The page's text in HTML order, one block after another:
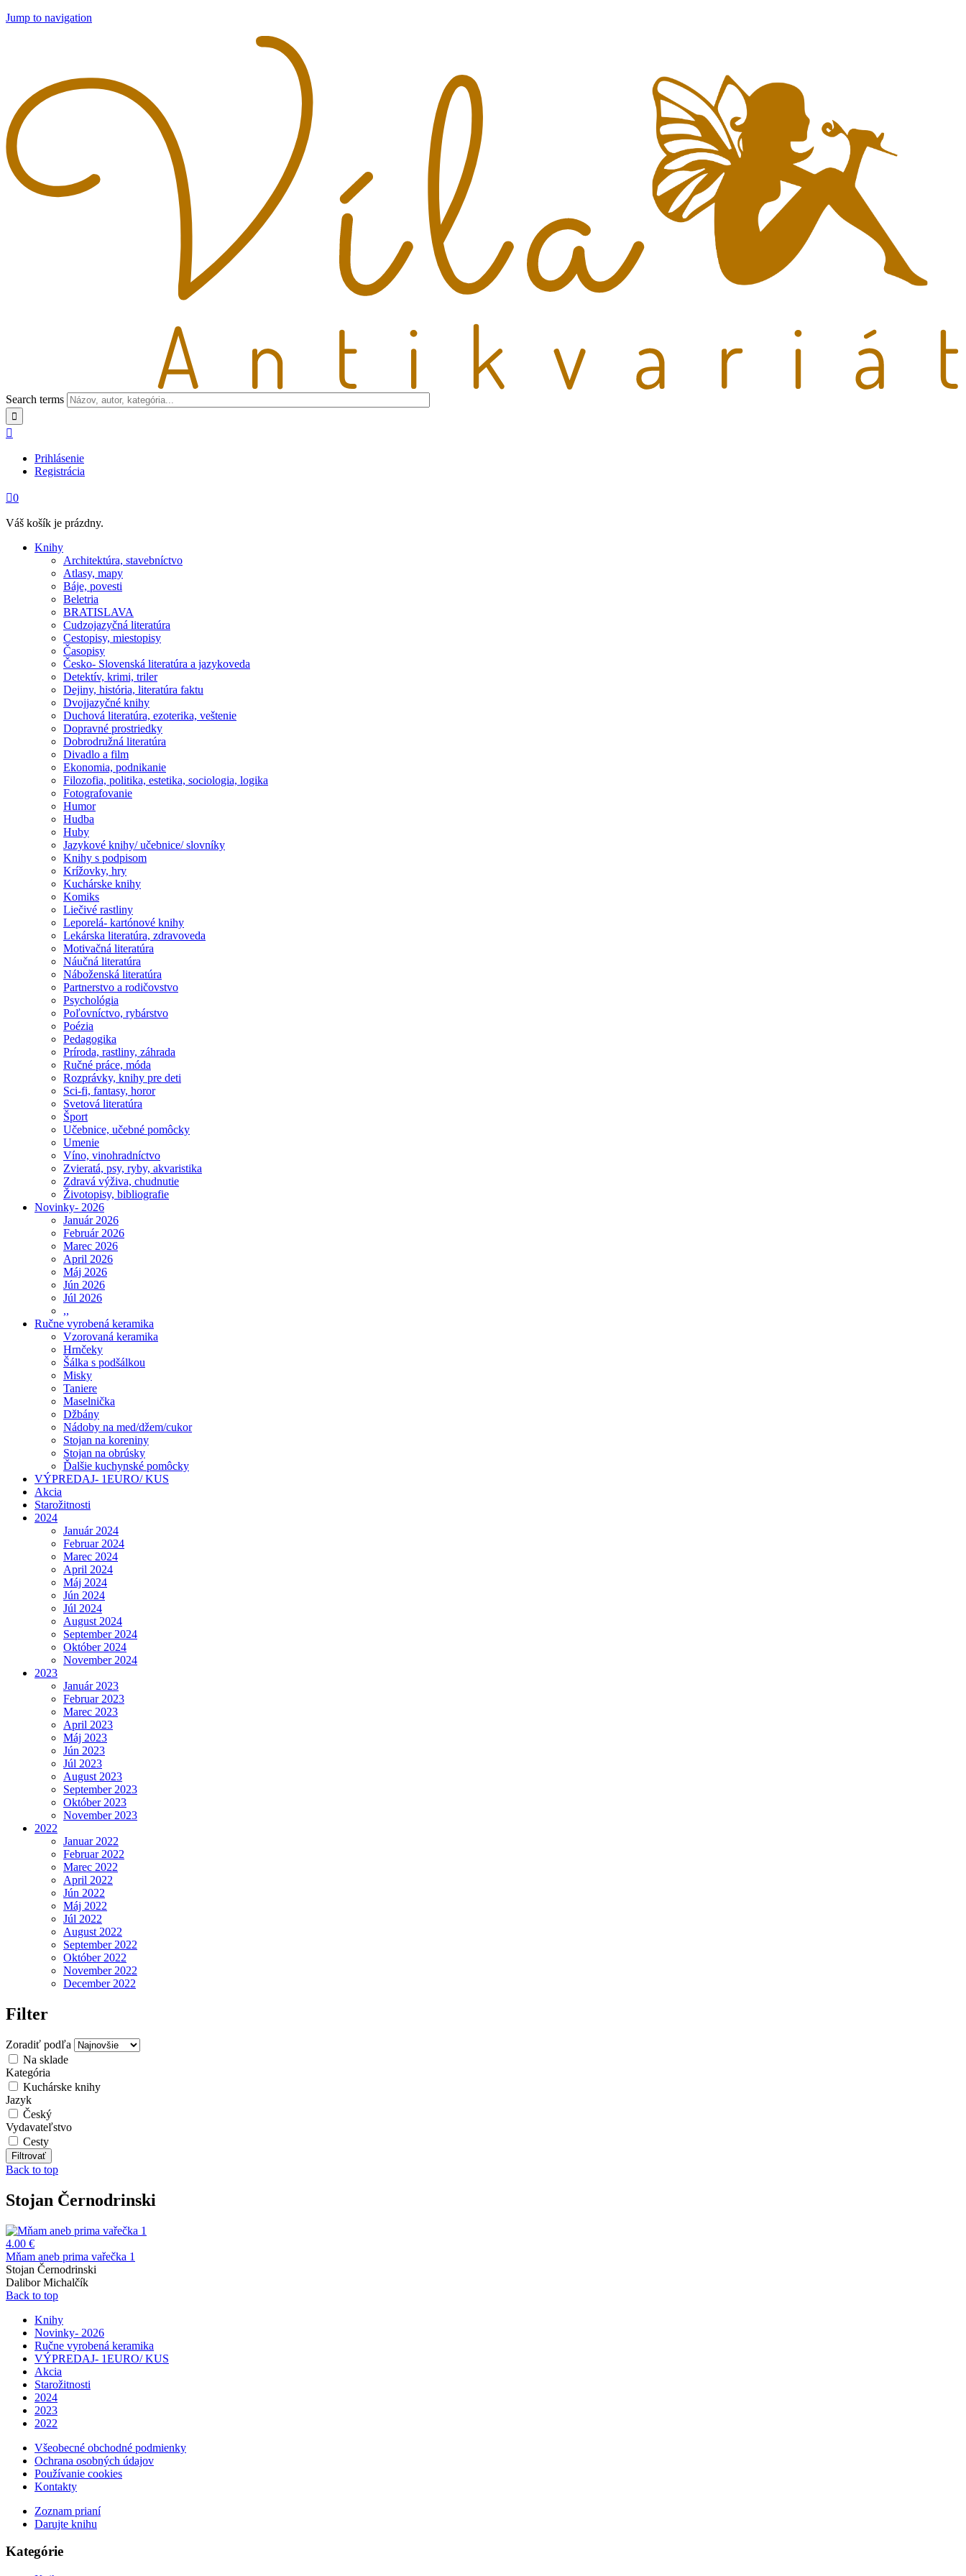
Jump to navigation
Search terms

Prihlásenie
Registrácia
0
Váš košík je prázdny.
Knihy
Architektúra, stavebníctvo
Atlasy, mapy
Báje, povesti
Beletria
BRATISLAVA
Cudzojazyčná literatúra
Cestopisy, miestopisy
Časopisy
Česko- Slovenská literatúra a jazykoveda
Detektív, krimi, triler
Dejiny, história, literatúra faktu
Dvojjazyčné knihy
Duchová literatúra, ezoterika, veštenie
Dopravné prostriedky
Dobrodružná literatúra
Divadlo a film
Ekonomia, podnikanie
Filozofia, politika, estetika, sociologia, logika
Fotografovanie
Humor
Hudba
Huby
Jazykové knihy/ učebnice/ slovníky
Knihy s podpisom
Krížovky, hry
Kuchárske knihy
Komiks
Liečivé rastliny
Leporelá- kartónové knihy
Lekárska literatúra, zdravoveda
Motivačná literatúra
Náučná literatúra
Náboženská literatúra
Partnerstvo a rodičovstvo
Psychológia
Poľovníctvo, rybárstvo
Poézia
Pedagogika
Príroda, rastliny, záhrada
Ručné práce, móda
Rozprávky, knihy pre deti
Sci-fi, fantasy, horor
Svetová literatúra
Šport
Učebnice, učebné pomôcky
Umenie
Víno, vinohradníctvo
Zvieratá, psy, ryby, akvaristika
Zdravá výživa, chudnutie
Životopisy, bibliografie
Novinky- 2026
Január 2026
Február 2026
Marec 2026
April 2026
Máj 2026
Jún 2026
Júl 2026
,,
Ručne vyrobená keramika
Vzorovaná keramika
Hrnčeky
Šálka s podšálkou
Misky
Taniere
Maselnička
Džbány
Nádoby na med/džem/cukor
Stojan na koreniny
Stojan na obrúsky
Ďalšie kuchynské pomôcky
VÝPREDAJ- 1EURO/ KUS
Akcia
Starožitnosti
2024
Január 2024
Februar 2024
Marec 2024
April 2024
Máj 2024
Jún 2024
Júl 2024
August 2024
September 2024
Október 2024
November 2024
2023
Január 2023
Februar 2023
Marec 2023
April 2023
Máj 2023
Jún 2023
Júl 2023
August 2023
September 2023
Október 2023
November 2023
2022
Januar 2022
Februar 2022
Marec 2022
April 2022
Jún 2022
Máj 2022
Júl 2022
August 2022
September 2022
Október 2022
November 2022
December 2022
Filter
Zoradiť podľa
Na sklade
Kategória
Kuchárske knihy
Jazyk
Český
Vydavateľstvo
Cesty
Back to top
Stojan Černodrinski
4.00 €
Mňam aneb prima vařečka 1
Stojan Černodrinski
Dalibor Michalčík
Back to top
Knihy
Novinky- 2026
Ručne vyrobená keramika
VÝPREDAJ- 1EURO/ KUS
Akcia
Starožitnosti
2024
2023
2022
Všeobecné obchodné podmienky
Ochrana osobných údajov
Používanie cookies
Kontakty
Zoznam prianí
Darujte knihu
Kategórie